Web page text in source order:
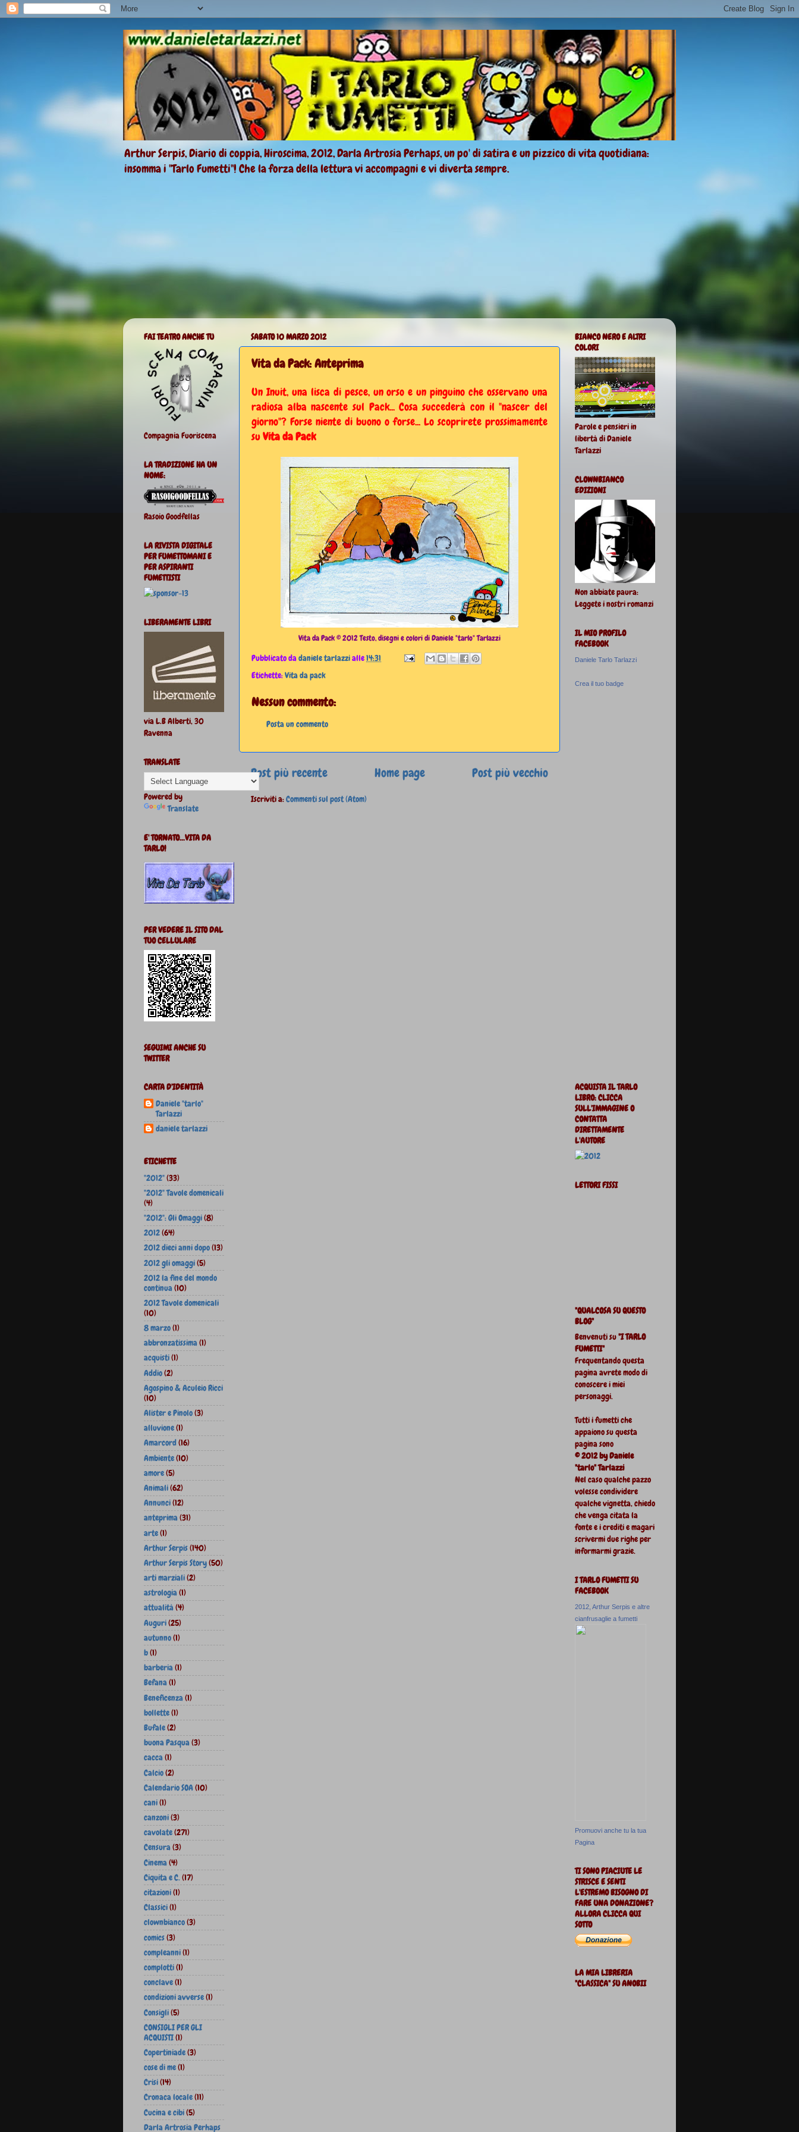
Arthur Serpis, Diario di coppia, Hiroscima, 2012, Darla Artrosia Perhaps, un po' di satira e un pizzico di vita quotidiana:
insomma i "Tarlo Fumetti"! Che la forza della lettura vi accompagni e vi diverta sempre.
SABATO 10 MARZO 2012
Vita da Pack: Anteprima
Un Inuit, una lisca di pesce, un orso e un pinguino che osservano una
radiosa alba nascente sul Pack... Cosa succederà con il "nascer del
giorno"? Forse niente di buono o forse... Lo scoprirete prossimamente
suVita da Pack
Vita da Pack © 2012 Testo, disegni e colori di Daniele "tarlo" Tarlazzi
Pubblicato dadaniele tarlazzialle14:31
Etichette:Vita da pack
Nessun commento:
Posta un commento
Post più recente Post più vecchio
Home page
Iscriviti a:Commenti sul post (Atom)
FAI TEATRO ANCHE TU
Compagnia Fuoriscena
LA TRADIZIONE HA UN
NOME:
Rasoio Goodfellas
LA RIVISTA DIGITALE
PER FUMETTOMANI E
PER ASPIRANTI
FUMETTISTI
LIBERAMENTE LIBRI
via L.B Alberti, 30
Ravenna
TRANSLATE
Powered by
Translate
E' TORNATO...VITA DA
TARLO!
PER VEDERE IL SITO DAL
TUO CELLULARE
SEGUIMI ANCHE SU
TWITTER
CARTA D'IDENTITÀ
Daniele "tarlo"
Tarlazzi
daniele tarlazzi
ETICHETTE
"2012"(33)
"2012" Tavole domenicali
(4)
"2012": Gli Omaggi(8)
2012(64)
2012 dieci anni dopo(13)
2012 gli omaggi(5)
2012 la fine del mondo
continua(10)
2012 Tavole domenicali
(10)
8 marzo(1)
abbronzatissima(1)
acquisti(1)
Addio(2)
Agospino & Aculeio Ricci
(10)
Alister e Pinolo(3)
alluvione(1)
Amarcord(16)
Ambiente(10)
amore(5)
Animali(62)
Annunci(12)
anteprima(31)
arte(1)
Arthur Serpis(140)
Arthur Serpis Story(50)
arti marziali(2)
astrologia(1)
attualità(4)
Auguri(25)
autunno(1)
b(1)
barberia(1)
Befana(1)
Beneficenza(1)
bollette(1)
Bufale(2)
buona Pasqua(3)
cacca(1)
Calcio(2)
Calendario SOA(10)
cani(1)
canzoni(3)
cavolate(271)
Censura(3)
Cinema(4)
Ciquita e C.(17)
citazioni(1)
Classici(1)
clownbianco(3)
comics(3)
compleanni(1)
complotti(1)
conclave(1)
condizioni avverse(1)
Consigli(5)
CONSIGLI PER GLI
ACQUISTI(1)
Copertiniade(3)
cose di me(1)
Crisi(14)
Cronaca locale(11)
Cucina e cibi(5)
Darla Artrosia Perhaps
BIANCO NERO E ALTRI
COLORI
Parole e pensieri in
libertà di Daniele
Tarlazzi
CLOWNBIANCO
EDIZIONI
Non abbiate paura:
Leggete i nostri romanzi
IL MIO PROFILO
FACEBOOK
Daniele Tarlo Tarlazzi
Crea il tuo badge
ACQUISTA IL TARLO
LIBRO: CLICCA
SULL'IMMAGINE O
CONTATTA
DIRETTAMENTE
L'AUTORE
LETTORI FISSI
"QUALCOSA SU QUESTO
BLOG"
Benvenuti su"I TARLO
FUMETTI"
Frequentando questa
pagina avrete modo di
conoscere i miei
personaggi.
Tutti i fumetti che
appaiono su questa
pagina sono
© 2012 by Daniele
"tarlo" Tarlazzi
Nel caso qualche pazzo
volesse condividere
qualche vignetta, chiedo
che venga citata la
fonte e i crediti e magari
scrivermi due righe per
informarmi grazie.
I TARLO FUMETTI SU
FACEBOOK
2012, Arthur Serpis e altre
cianfrusaglie a fumetti
Promuovi anche tu la tua
Pagina
TI SONO PIACIUTE LE
STRISCE E SENTI
L'ESTREMO BISOGNO DI
FARE UNA DONAZIONE?
ALLORA CLICCA QUI
SOTTO
LA MIA LIBRERIA
"CLASSICA" SU ANOBII